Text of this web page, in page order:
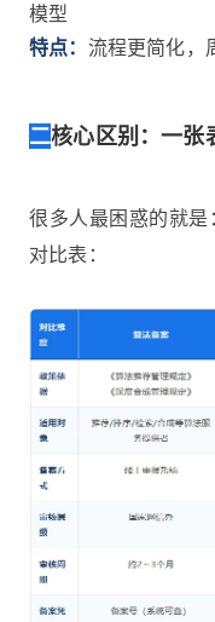
模型
特点： 流程更简化，
二核心区别：一张
很多人最困惑的就是
对比表：